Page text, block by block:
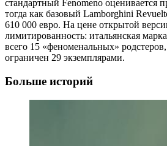
стандартный Fenomeno оценивается
тогда как базовый Lamborghini
610 000 евро. На цене открытой
лимитированность: итальянская
всего 15 «феноменальных»
ограничен 29 экземплярами.
Больше историй